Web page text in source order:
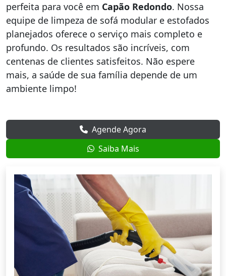
perfeita para você em Capão Redondo. Nossa
equipe de limpeza de sofá modular e estofados
planejados oferece o serviço mais completo e
profundo. Os resultados são incríveis, com
centenas de clientes satisfeitos. Não espere
mais, a saúde de sua família depende de um
ambiente limpo!
Agende Agora
Saiba Mais